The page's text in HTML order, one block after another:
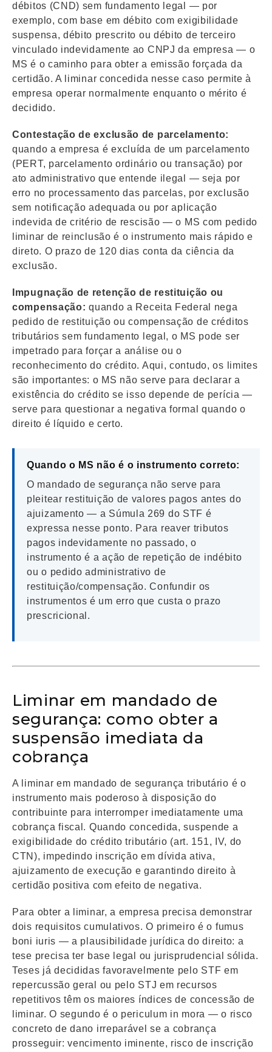
débitos (CND) sem fundamento legal — por
exemplo, com base em débito com exigibilidade
suspensa, débito prescrito ou débito de terceiro
vinculado indevidamente ao CNPJ da empresa — o
MS é o caminho para obter a emissão forçada da
certidão. A liminar concedida nesse caso permite à
empresa operar normalmente enquanto o mérito é
decidido.
Contestação de exclusão de parcelamento:
quando a empresa é excluída de um parcelamento
(PERT, parcelamento ordinário ou transação) por
ato administrativo que entende ilegal — seja por
erro no processamento das parcelas, por exclusão
sem notificação adequada ou por aplicação
indevida de critério de rescisão — o MS com pedido
liminar de reinclusão é o instrumento mais rápido e
direto. O prazo de 120 dias conta da ciência da
exclusão.
Impugnação de retenção de restituição ou
compensação: quando a Receita Federal nega
pedido de restituição ou compensação de créditos
tributários sem fundamento legal, o MS pode ser
impetrado para forçar a análise ou o
reconhecimento do crédito. Aqui, contudo, os limites
são importantes: o MS não serve para declarar a
existência do crédito se isso depende de perícia —
serve para questionar a negativa formal quando o
direito é líquido e certo.
Quando o MS não é o instrumento correto:
O mandado de segurança não serve para
pleitear restituição de valores pagos antes do
ajuizamento — a Súmula 269 do STF é
expressa nesse ponto. Para reaver tributos
pagos indevidamente no passado, o
instrumento é a ação de repetição de indébito
ou o pedido administrativo de
restituição/compensação. Confundir os
instrumentos é um erro que custa o prazo
prescricional.
Liminar em mandado de
segurança: como obter a
suspensão imediata da
cobrança
A liminar em mandado de segurança tributário é o
instrumento mais poderoso à disposição do
contribuinte para interromper imediatamente uma
cobrança fiscal. Quando concedida, suspende a
exigibilidade do crédito tributário (art. 151, IV, do
CTN), impedindo inscrição em dívida ativa,
ajuizamento de execução e garantindo direito à
certidão positiva com efeito de negativa.
Para obter a liminar, a empresa precisa demonstrar
dois requisitos cumulativos. O primeiro é o fumus
boni iuris — a plausibilidade jurídica do direito: a
tese precisa ter base legal ou jurisprudencial sólida.
Teses já decididas favoravelmente pelo STF em
repercussão geral ou pelo STJ em recursos
repetitivos têm os maiores índices de concessão de
liminar. O segundo é o periculum in mora — o risco
concreto de dano irreparável se a cobrança
prosseguir: vencimento iminente, risco de inscrição